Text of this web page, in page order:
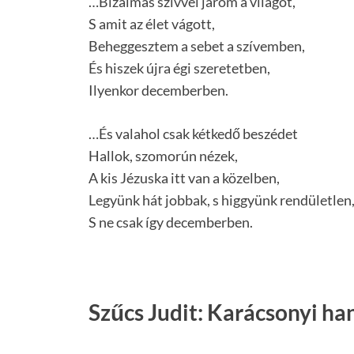
S amit az élet vágott,
Beheggesztem a sebet a szívemben,
És hiszek újra égi szeretetben,
Ilyenkor decemberben.
…És valahol csak kétkedő beszédet
Hallok, szomorún nézek,
A kis Jézuska itt van a közelben,
Legyünk hát jobbak, s higgyünk rendületlen,
S ne csak így decemberben.
Szűcs Judit: Karácsonyi